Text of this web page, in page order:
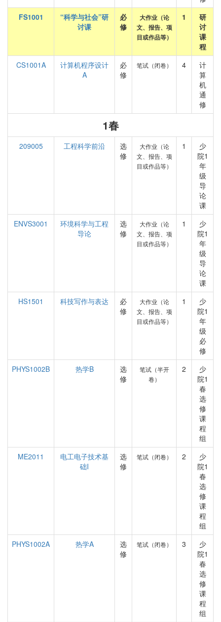
FS1001
“科学与社会”研
讨课
必
修
大作业（论
文、报告、项
目或作品等）
1
研
讨
课
程
CS1001A
计算机程序设计
A
必
修
笔试（闭卷） 4
计
算
机
通
修
1春
209005 工程科学前沿
选
修
大作业（论
文、报告、项
目或作品等）
1
少
院1
年
级
导
论
课
ENVS3001
环境科学与工程
导论
选
修
大作业（论
文、报告、项
目或作品等）
1
少
院1
年
级
导
论
课
HS1501
科技写作与表达
必
修
大作业（论
文、报告、项
目或作品等）
1
少
院1
年
级
必
修
PHYS1002B
热学B
选
修
笔试（半开
卷）
2
少
院1
春
选
修
课
程
组
ME2011
电工电子技术基
础I
选
修
笔试（闭卷） 2
少
院1
春
选
修
课
程
组
PHYS1002A
热学A
选
修
笔试（闭卷） 3
少
院1
春
选
修
课
程
组